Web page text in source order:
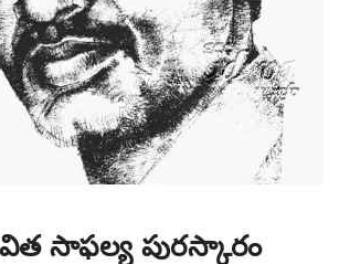
సాఫల్య పురస్కారం